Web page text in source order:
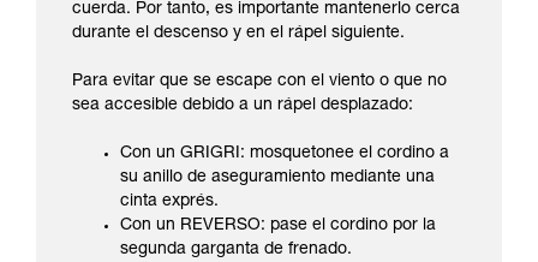
cuerda. Por tanto, es importante mantenerlo cerca
durante el descenso y en el rápel siguiente.
Para evitar que se escape con el viento o que no
sea accesible debido a un rápel desplazado:
Con un GRIGRI: mosquetonee el cordino a
su anillo de aseguramiento mediante una
cinta exprés.
Con un REVERSO: pase el cordino por la
segunda garganta de frenado.